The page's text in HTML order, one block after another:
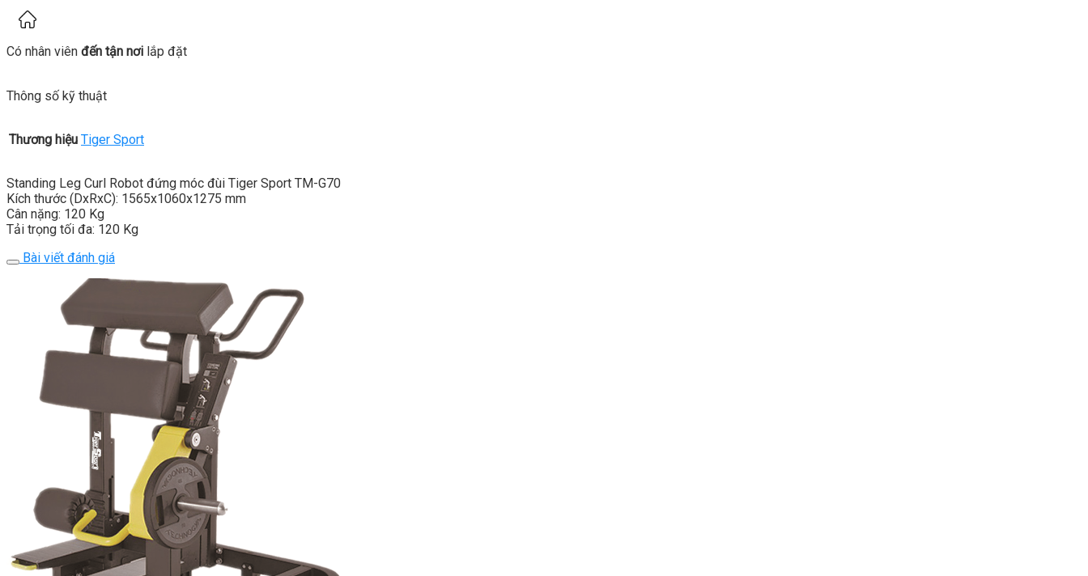
Có nhân viên đến tận nơi lắp đặt
Thông số kỹ thuật
Thương hiệu Tiger Sport
Standing Leg Curl Robot đứng móc đùi Tiger Sport TM-G70
Kích thước (DxRxC): 1565x1060x1275 mm
Cân nặng: 120 Kg
Tải trọng tối đa: 120 Kg
Bài viết đánh giá